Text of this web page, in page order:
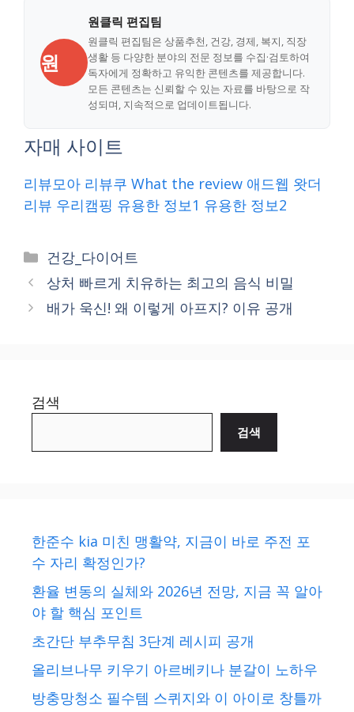
원
원클릭 편집팀
원클릭 편집팀은 상품추천, 건강, 경제, 복지, 직장
생활 등 다양한 분야의 전문 정보를 수집·검토하여
독자에게 정확하고 유익한 콘텐츠를 제공합니다.
모든 콘텐츠는 신뢰할 수 있는 자료를 바탕으로 작
성되며, 지속적으로 업데이트됩니다.
자매 사이트
리뷰모아 리뷰쿠 What the review 애드웹 왓더
리뷰 우리캠핑 유용한 정보1 유용한 정보2
Categories
건강_다이어트
상처 빠르게 치유하는 최고의 음식 비밀
배가 욱신! 왜 이렇게 아프지? 이유 공개
검색
검색
한준수 kia 미친 맹활약, 지금이 바로 주전 포
수 자리 확정인가?
환율 변동의 실체와 2026년 전망, 지금 꼭 알아
야 할 핵심 포인트
초간단 부추무침 3단계 레시피 공개
올리브나무 키우기 아르베키나 분갈이 노하우
방충망청소 필수템 스퀴지와 이 아이로 창틀까